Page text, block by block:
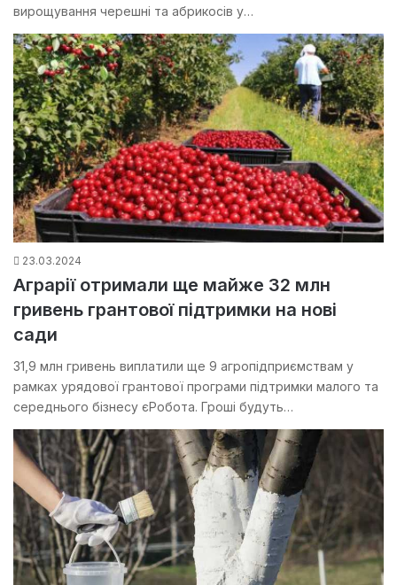
вирощування черешні та абрикосів у…
23.03.2024
Аграрії отримали ще майже 32 млн
гривень грантової підтримки на нові
сади
31,9 млн гривень виплатили ще 9 агропідприємствам у
рамках урядової грантової програми підтримки малого та
середнього бізнесу єРобота. Гроші будуть…